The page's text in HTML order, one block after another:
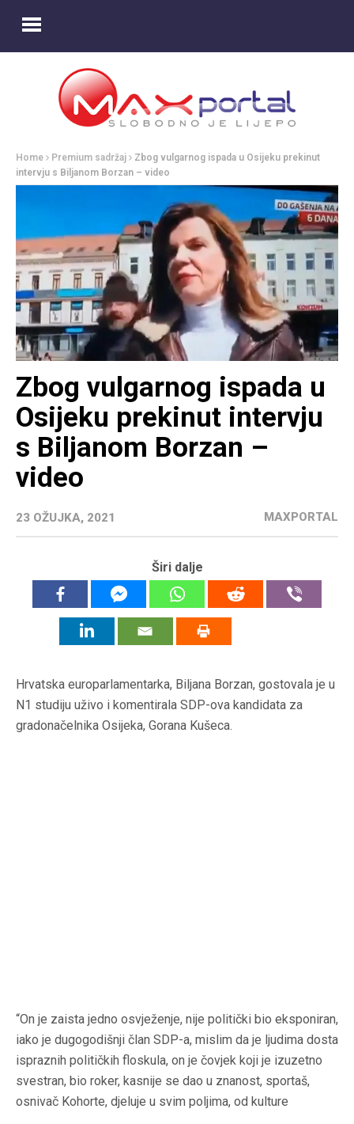
Home Premium sadržaj
Zbog vulgarnog ispada u Osijeku prekinut
intervju s Biljanom Borzan – video
Zbog vulgarnog ispada u
Osijeku prekinut intervju
s Biljanom Borzan –
video
23 OŽUJKA, 2021 MAXPORTAL
Širi dalje
Hrvatska europarlamentarka, Biljana Borzan, gostovala je u
N1 studiju uživo i komentirala SDP-ova kandidata za
gradonačelnika Osijeka, Gorana Kušeca.
“On je zaista jedno osvježenje, nije politički bio eksponiran,
iako je dugogodišnji član SDP-a, mislim da je ljudima dosta
ispraznih političkih floskula, on je čovjek koji je izuzetno
svestran, bio roker, kasnije se dao u znanost, sportaš,
osnivač Kohorte, djeluje u svim poljima, od kulture